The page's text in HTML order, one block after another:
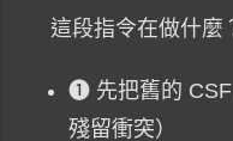
這段指令在做什麼
❶ 先把舊的
殘留衝突）